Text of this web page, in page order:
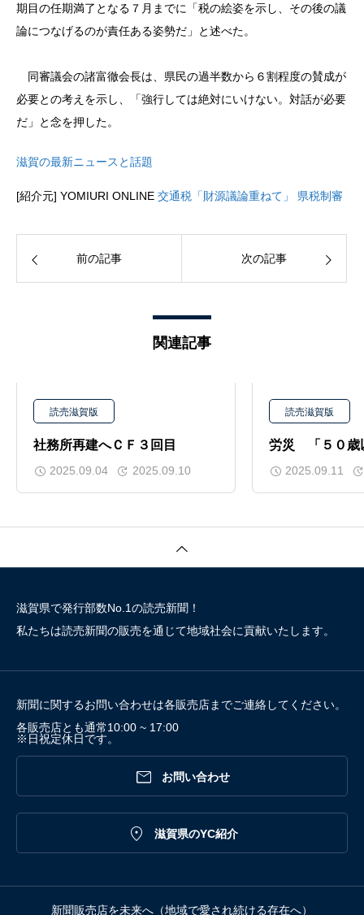
期目の任期満了となる７月までに「税の絵姿を示し、その後の議
論につなげるのが責任ある姿勢だ」と述べた。
同審議会の諸富徹会長は、県民の過半数から６割程度の賛成が
必要との考えを示し、「強行しては絶対にいけない。対話が必要
だ」と念を押した。
滋賀の最新ニュースと話題
[紹介元] YOMIURI ONLINE 交通税「財源議論重ねて」 県税制審
前の記事 次の記事
関連記事
読売滋賀版
社務所再建へＣＦ３回目
2025.09.04 2025.09.10
読売滋賀版
労災 「５０歳
2025.09.11
滋賀県で発行部数No.1の読売新聞！
私たちは読売新聞の販売を通じて地域社会に貢献いたします。
新聞に関するお問い合わせは各販売店までご連絡してください。
各販売店とも通常10:00 ~ 17:00
※日祝定休日です。
 お問い合わせ
 滋賀県のYC紹介
新聞販売店を未来へ（地域で愛され続ける存在へ）